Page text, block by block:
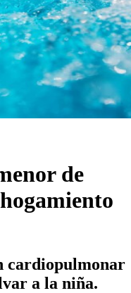
de
cardiopulmonar
a la niña.